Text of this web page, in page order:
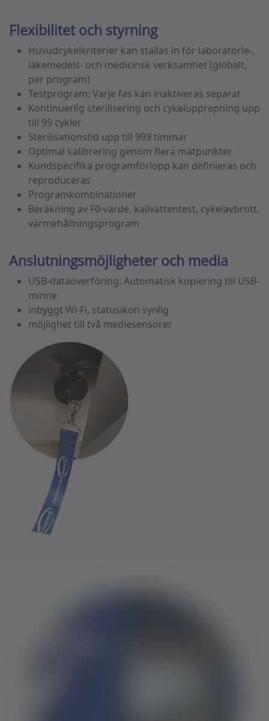
Flexibilitet och styrning
Huvudcykelkriterier kan ställas in för laboratorie-,
läkemedels- och medicinsk verksamhet (globalt,
per program)
Testprogram: Varje fas kan inaktiveras separat
Kontinuerlig sterilisering och cykelupprepning upp
till 99 cykler
Sterilisationstid upp till 999 timmar
Optimal kalibrering genom flera mätpunkter
Kundspecifika programförlopp kan definieras och
reproduceras
Programkombinationer
Beräkning av F0-värde, kallvattentest, cykelavbrott,
värmehållningsprogram
Anslutningsmöjligheter och media
USB-dataöverföring: Automatisk kopiering till USB-
minne
inbyggt Wi-Fi, statusikon synlig
möjlighet till två mediesensorer